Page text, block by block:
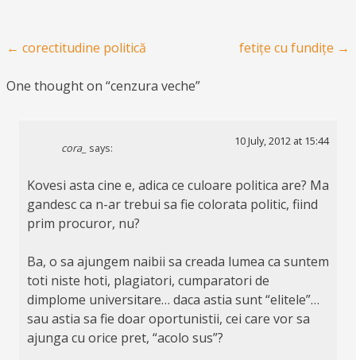
Post navigation
← corectitudine politică fetițe cu fundițe →
One thought on “cenzura veche”
cora_ says:
10 July, 2012 at 15:44
Kovesi asta cine e, adica ce culoare politica are? Ma
gandesc ca n-ar trebui sa fie colorata politic, fiind
prim procuror, nu?
Ba, o sa ajungem naibii sa creada lumea ca suntem
toti niste hoti, plagiatori, cumparatori de
dimplome universitare… daca astia sunt “elitele”…
sau astia sa fie doar oportunistii, cei care vor sa
ajunga cu orice pret, “acolo sus”?